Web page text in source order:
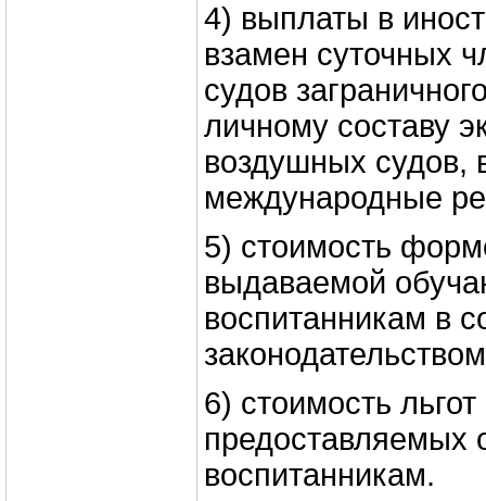
4) выплаты в
взамен суточных
судов
личному составу
воздушных
международные
5) стоимость
выдаваемой
воспитанникам в
6) стоимость
воспитанникам.